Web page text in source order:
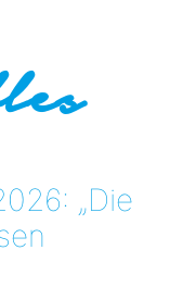
„Die